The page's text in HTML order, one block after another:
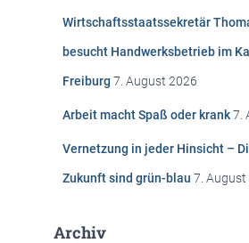
Wirtschaftsstaatssekretär
besucht Handwerksbetrieb im
Freiburg 7. August 2026
Arbeit macht Spaß oder krank7.
Vernetzung in jeder Hinsicht –
Zukunft sind grün-blau 7. August
Archiv